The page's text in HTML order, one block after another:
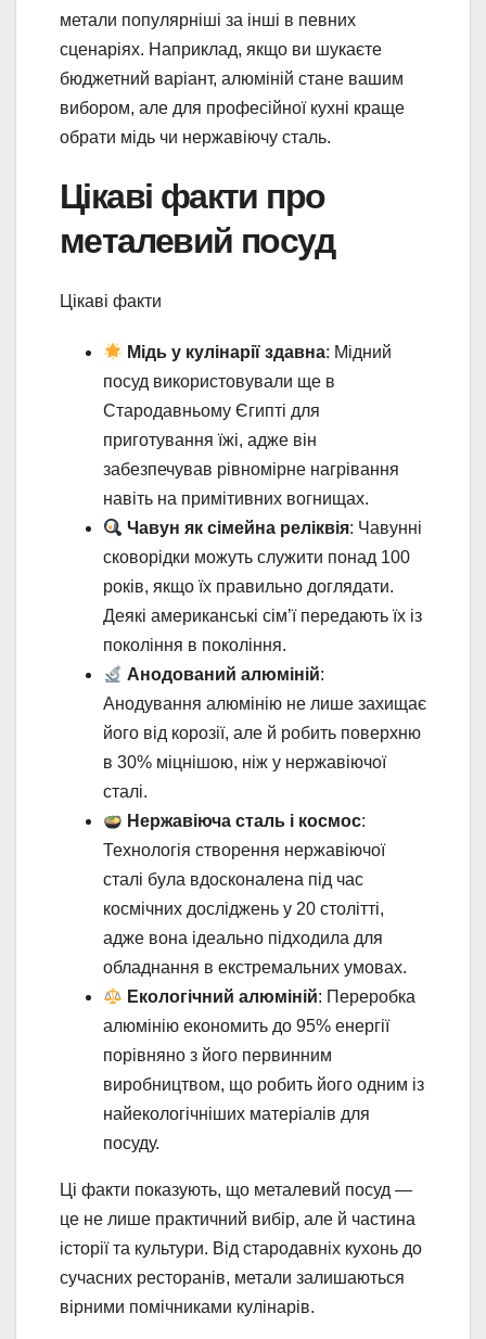
метали популярніші за інші в певних
сценаріях. Наприклад, якщо ви шукаєте
бюджетний варіант, алюміній стане вашим
вибором, але для професійної кухні краще
обрати мідь чи нержавіючу сталь.
Цікаві факти про
металевий посуд
Цікаві факти
Мідь у кулінарії здавна: Мідний
посуд використовували ще в
Стародавньому Єгипті для
приготування їжі, адже він
забезпечував рівномірне нагрівання
навіть на примітивних вогнищах.
Чавун як сімейна реліквія: Чавунні
сковорідки можуть служити понад 100
років, якщо їх правильно доглядати.
Деякі американські сім’ї передають їх із
покоління в покоління.
Анодований алюміній:
Анодування алюмінію не лише захищає
його від корозії, але й робить поверхню
в 30% міцнішою, ніж у нержавіючої
сталі.
Нержавіюча сталь і космос:
Технологія створення нержавіючої
сталі була вдосконалена під час
космічних досліджень у 20 столітті,
адже вона ідеально підходила для
обладнання в екстремальних умовах.
Екологічний алюміній: Переробка
алюмінію економить до 95% енергії
порівняно з його первинним
виробництвом, що робить його одним із
найекологічніших матеріалів для
посуду.
Ці факти показують, що металевий посуд —
це не лише практичний вибір, але й частина
історії та культури. Від стародавніх кухонь до
сучасних ресторанів, метали залишаються
вірними помічниками кулінарів.